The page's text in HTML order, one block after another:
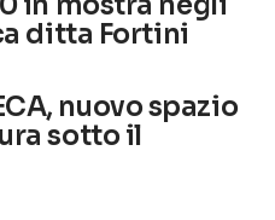
ditta Fortini
nuovo spazio
sotto il